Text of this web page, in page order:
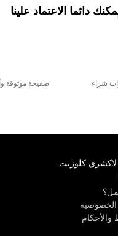
دائما الاعتماد علينا
شراء
لاكشري كلوزيت
والأحكام